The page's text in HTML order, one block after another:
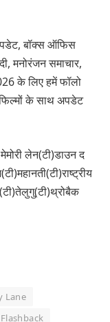
बॉक्स ऑफिस
मनोरंजन समाचार,
के लिए हमें फॉलो
के साथ अपडेट
लेन(टी)डाउन द
Lane
Flashback